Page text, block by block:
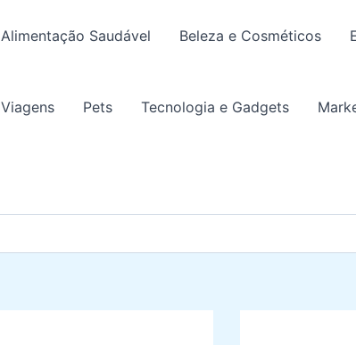
Alimentação Saudável Beleza e Cosméticos
Viagens Pets Tecnologia e Gadgets